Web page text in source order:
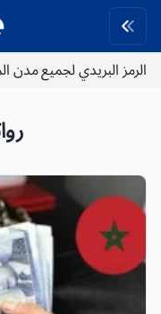
الرمز البريدي لجميع مدن